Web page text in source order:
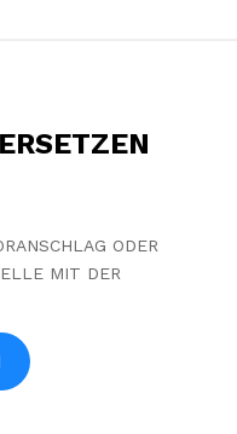
ODER
MIT DER